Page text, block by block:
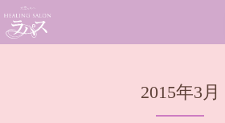
2015年3月